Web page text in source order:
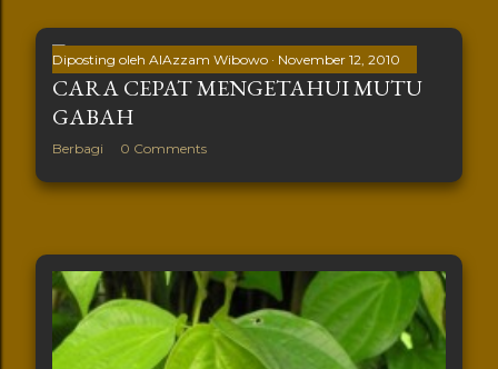
Diposting oleh AlAzzam Wibowo November 12, 2010
CARA CEPAT MENGETAHUI MUTU
GABAH
Berbagi 0 Comments